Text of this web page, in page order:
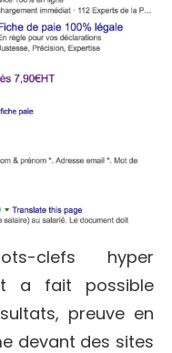
clefs hyper
a fait possible
preuve en
devant des sites